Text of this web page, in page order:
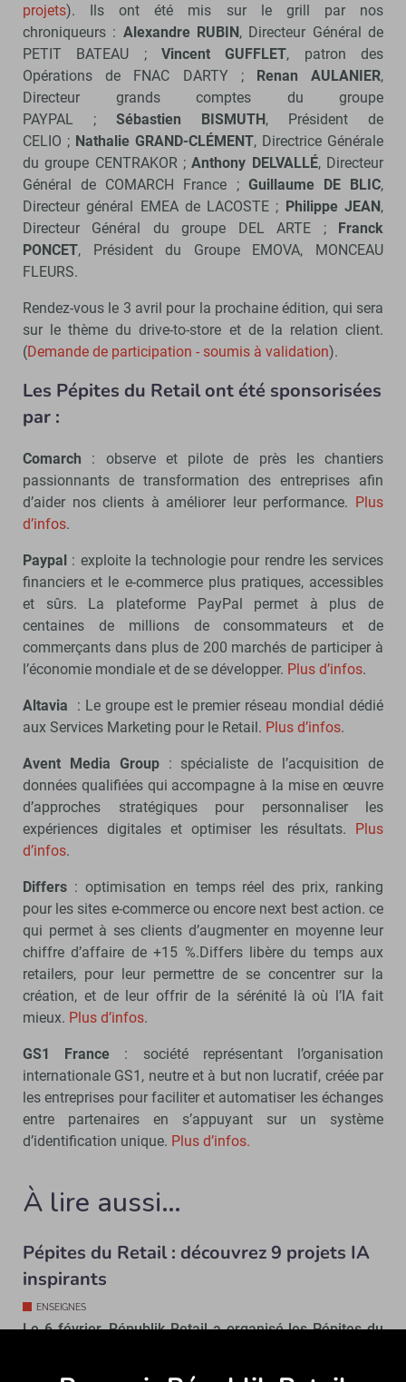
projets). Ils ont été mis sur le grill par nos
chroniqueurs : Alexandre RUBIN, Directeur Général de
PETIT BATEAU ; Vincent GUFFLET, patron des
Opérations de FNAC DARTY ; Renan AULANIER,
Directeur grands comptes du groupe
PAYPAL ; Sébastien BISMUTH, Président de
CELIO ; Nathalie GRAND-CLÉMENT, Directrice Générale
du groupe CENTRAKOR ;Anthony DELVALLÉ, Directeur
Général de COMARCH France ; Guillaume DE BLIC,
Directeur général EMEA de LACOSTE ; Philippe JEAN,
Directeur Général du groupe DEL ARTE ; Franck
PONCET, Président du Groupe EMOVA, MONCEAU
FLEURS.
Rendez-vous le 3 avril pour la prochaine édition, qui sera
sur le thème du drive-to-store et de la relation client.
(Demande de participation - soumis à validation).
Les Pépites du Retail ont été sponsorisées
par :
Comarch : observe et pilote de près les chantiers
passionnants de transformation des entreprises afin
d’aider nos clients à améliorer leur performance. Plus
d’infos.
Paypal : exploite la technologie pour rendre les services
financiers et le e-commerce plus pratiques, accessibles
et sûrs. La plateforme PayPal permet à plus de
centaines de millions de consommateurs et de
commerçants dans plus de 200 marchés de participer à
l’économie mondiale et de se développer. Plus d’infos.
Altavia
: Le groupe est le premier réseau mondial dédié
aux Services Marketing pour le Retail. Plus d’infos.
Avent Media Group: spécialiste de l’acquisition de
données qualifiées qui accompagne à la mise en œuvre
d’approches stratégiques pour personnaliser les
expériences digitales et optimiser les résultats. Plus
d’infos.
Differs : optimisation en temps réel des prix, ranking
pour les sites e-commerce ou encore next best action. ce
qui permet à ses clients d’augmenter en moyenne leur
chiffre d’affaire de +15 %.Differs libère du temps aux
retailers, pour leur permettre de se concentrer sur la
création, et de leur offrir de la sérénité là où l’IA fait
mieux. Plus d’infos.
GS1 France : société représentant l’organisation
internationale GS1, neutre et à but non lucratif, créée par
les entreprises pour faciliter et automatiser les échanges
entre partenaires en s’appuyant sur un système
d’identification unique. Plus d’infos.
À lire aussi…
Pépites du Retail : découvrez 9 projets IA
inspirants
ENSEIGNES
Le 6 février, Républik Retail a organisé les Pépites du
le grand gagnant de la soirée…